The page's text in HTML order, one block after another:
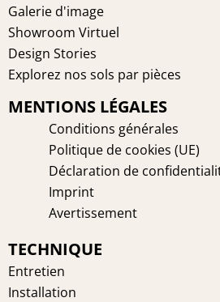
Galerie d'image
Showroom Virtuel
Design Stories
Explorez nos sols par pièces
MENTIONS LÉGALES
Conditions générales
Politique de cookies (UE)
Déclaration de
Imprint
Avertissement
TECHNIQUE
Entretien
Installation